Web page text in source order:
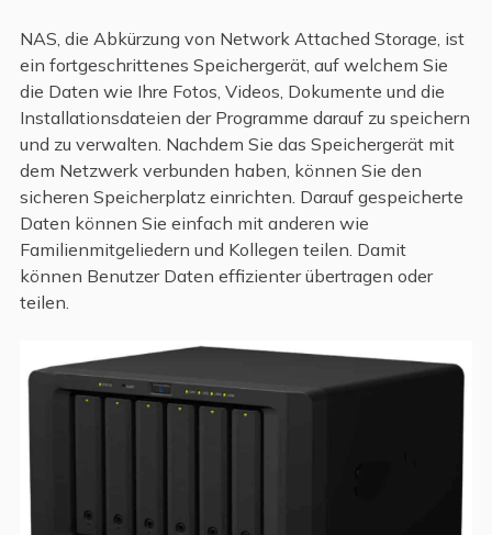
NAS, die Abkürzung von Network Attached Storage, ist
ein fortgeschrittenes Speichergerät, auf welchem Sie
die Daten wie Ihre Fotos, Videos, Dokumente und die
Installationsdateien der Programme darauf zu speichern
und zu verwalten. Nachdem Sie das Speichergerät mit
dem Netzwerk verbunden haben, können Sie den
sicheren Speicherplatz einrichten. Darauf gespeicherte
Daten können Sie einfach mit anderen wie
Familienmitgeliedern und Kollegen teilen. Damit
können Benutzer Daten effizienter übertragen oder
teilen.